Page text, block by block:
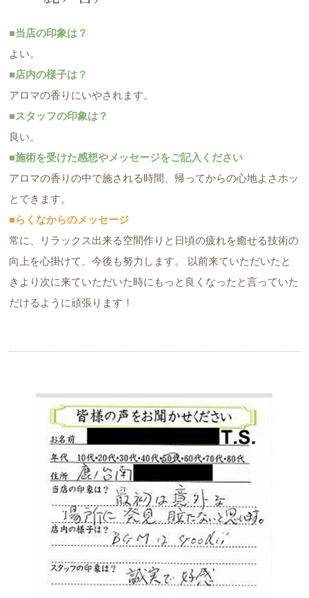
■当店の印象は？
よい。
■店内の様子は？
アロマの香りにいやされます。
■スタッフの印象は？
良い。
■施術を受けた感想やメッセージをご記入ください
アロマの香りの中で施される時間、帰ってからの心地よさホッ
とできます。
■らくなからのメッセージ
常に、リラックス出来る空間作りと日頃の疲れを癒せる技術の
向上を心掛けて、今後も努力します。 以前来ていただいたと
きより次に来ていただいた時にもっと良くなったと言っていた
だけるように頑張ります！